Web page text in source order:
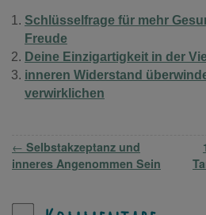
Schlüsselfrage für mehr
Freude
Deine Einzigartigkeit in der
inneren Widerstand
verwirklichen
Artikelnavigation
← Selbstakzeptanz und
inneres Angenommen Sein